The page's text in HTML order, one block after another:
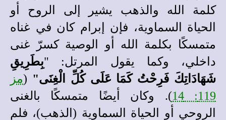
كلمة الله والذهب يشير إلى الروح أو
الحياة السماوية، فإن إبرام كان في غناه
متمسكًا بكلمة الله أو الوصية كسرّ غنى
داخلي، وكما يقول المرتل: "بِطَرِيقِ
شَهَادَاتِكَ فَرِحْتُ كَمَا عَلَى كُلِّ الْغِنَى" (مز
119: 14
). وكان أيضًا متمسكًا بالغنى
الروحي أو الحياة السماوية (الذهب)، فلم